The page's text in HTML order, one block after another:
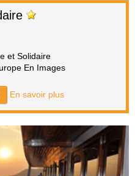
et Solidaire
En Images
En savoir plus